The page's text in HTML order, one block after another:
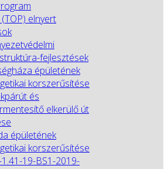
elnyert
fejlesztések
épületének
korszerűsítése
és
elkerülő út
épületének
korszerűsítése
19-BS1-2019-